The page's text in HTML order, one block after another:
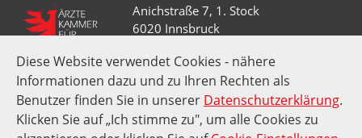
Diese Website verwendet Cookies - nähere
Informationen dazu und zu Ihren Rechten als
Benutzer finden Sie in unserer Datenschutzerklärung.
Klicken Sie auf „Ich stimme zu", um alle Cookies zu
Anichstraße 7, 1. Stock
6020 Innsbruck
+43 512 52 0 58-0
kammer@aektirol.at